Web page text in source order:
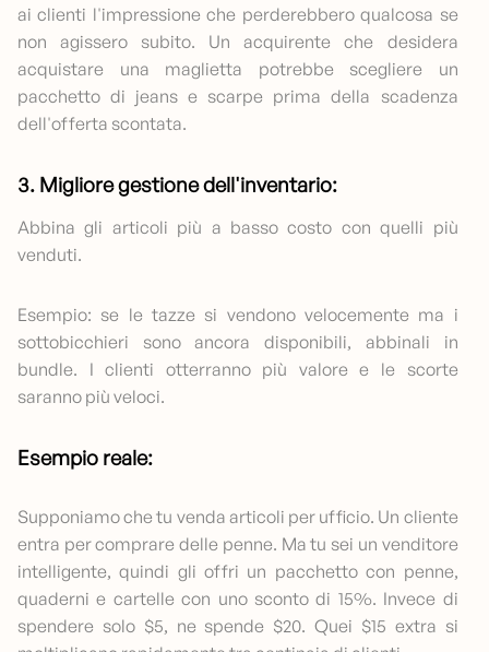
ai clienti l'impressione che perderebbero qualcosa se
non agissero subito. Un acquirente che desidera
acquistare una maglietta potrebbe scegliere un
pacchetto di jeans e scarpe prima della scadenza
dell'offerta scontata.
3. Migliore gestione dell'inventario:
Abbina gli articoli più a basso costo con quelli più
venduti.
Esempio: se le tazze si vendono velocemente ma i
sottobicchieri sono ancora disponibili, abbinali in
bundle. I clienti otterranno più valore e le scorte
saranno più veloci.
Esempio reale:
Supponiamo che tu venda articoli per ufficio. Un cliente
entra per comprare delle penne. Ma tu sei un venditore
intelligente, quindi gli offri un pacchetto con penne,
quaderni e cartelle con uno sconto di 15%. Invece di
spendere solo $5, ne spende $20. Quei $15 extra si